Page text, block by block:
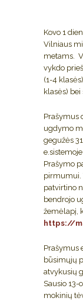
Kovo 1
Vilniaus
metams.
vykdo
(1-4
klasės)
Prašymus
ugdymo
gegužės
e.sistemoje
Prašymo
pirmumui.
patvirtino
bendrojo
žemėlapį,
https://
Prašymus
būsimųjų
atvykusių
Sausio
mokinių